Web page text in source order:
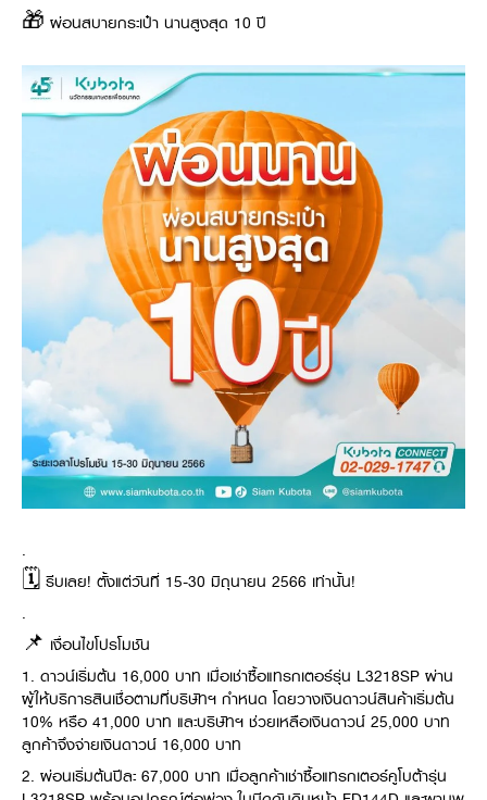
🎁 ผ่อนสบายกระเป๋า นานสูงสุด 10 ปี
.
🗓 รีบเลย! ตั้งแต่วันที่ 15-30 มิถุนายน 2566 เท่านั้น!
.
📌 เงื่อนไขโปรโมชัน
1. ดาวน์เริ่มต้น 16,000 บาท เมื่อเช่าซื้อแทรกเตอร์รุ่น L3218SP ผ่าน
ผู้ให้บริการสินเชื่อตามที่บริษัทฯ กำหนด โดยวางเงินดาวน์สินค้าเริ่มต้น
10% หรือ 41,000 บาท และบริษัทฯ ช่วยเหลือเงินดาวน์ 25,000 บาท
ลูกค้าจึงจ่ายเงินดาวน์ 16,000 บาท
2. ผ่อนเริ่มต้นปีละ 67,000 บาท เมื่อลูกค้าเช่าซื้อแทรกเตอร์คูโบต้ารุ่น